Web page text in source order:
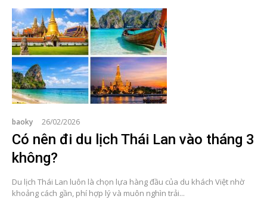
baoky 26/02/2026
Có nên đi du lịch Thái Lan vào tháng 3
không?
Du lịch Thái Lan luôn là chọn lựa hàng đầu của du khách Việt nhờ
khoảng cách gần, phí hợp lý và muôn nghìn trải...